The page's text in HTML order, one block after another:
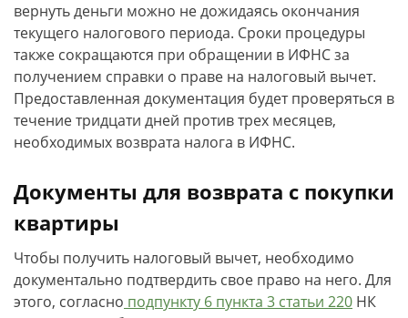
вернуть деньги можно не дожидаясь окончания
текущего налогового периода. Сроки процедуры
также сокращаются при обращении в ИФНС за
получением справки о праве на налоговый вычет.
Предоставленная документация будет проверяться в
течение тридцати дней против трех месяцев,
необходимых возврата налога в ИФНС.
Документы для возврата с покупки
квартиры
Чтобы получить налоговый вычет, необходимо
документально подтвердить свое право на него. Для
этого, согласно подпункту 6 пункта 3 статьи 220 НК